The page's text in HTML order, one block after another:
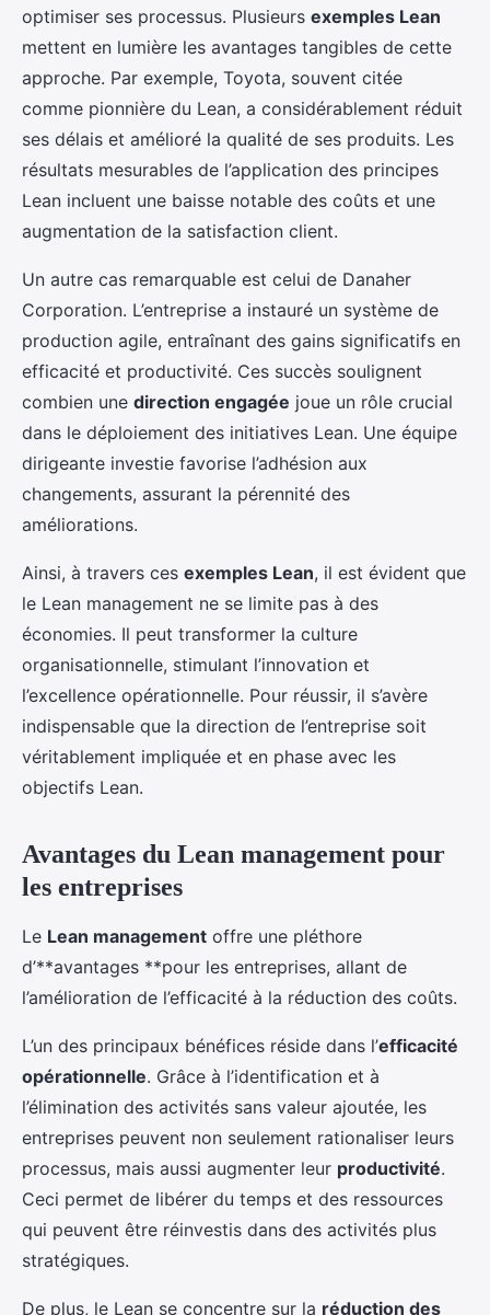
optimiser ses processus. Plusieurs exemples Lean
mettent en lumière les avantages tangibles de cette
approche. Par exemple, Toyota, souvent citée
comme pionnière du Lean, a considérablement réduit
ses délais et amélioré la qualité de ses produits. Les
résultats mesurables de l’application des principes
Lean incluent une baisse notable des coûts et une
augmentation de la satisfaction client.
Un autre cas remarquable est celui de Danaher
Corporation. L’entreprise a instauré un système de
production agile, entraînant des gains significatifs en
efficacité et productivité. Ces succès soulignent
combien une direction engagée joue un rôle crucial
dans le déploiement des initiatives Lean. Une équipe
dirigeante investie favorise l’adhésion aux
changements, assurant la pérennité des
améliorations.
Ainsi, à travers ces exemples Lean, il est évident que
le Lean management ne se limite pas à des
économies. Il peut transformer la culture
organisationnelle, stimulant l’innovation et
l’excellence opérationnelle. Pour réussir, il s’avère
indispensable que la direction de l’entreprise soit
véritablement impliquée et en phase avec les
objectifs Lean.
Avantages du Lean management pour
les entreprises
Le Lean management offre une pléthore
d’**avantages **pour les entreprises, allant de
l’amélioration de l’efficacité à la réduction des coûts.
L’un des principaux bénéfices réside dans l’efficacité
opérationnelle. Grâce à l’identification et à
l’élimination des activités sans valeur ajoutée, les
entreprises peuvent non seulement rationaliser leurs
processus, mais aussi augmenter leur productivité.
Ceci permet de libérer du temps et des ressources
qui peuvent être réinvestis dans des activités plus
stratégiques.
De plus, le Lean se concentre sur la réduction des